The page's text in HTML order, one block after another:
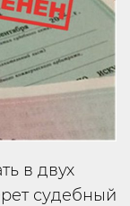
в двух
судебный